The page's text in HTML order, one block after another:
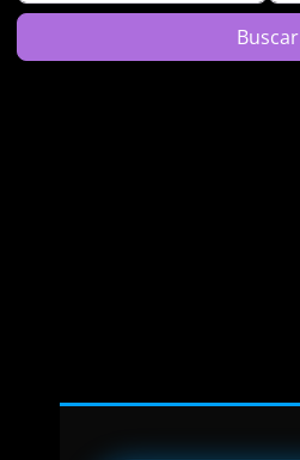
Buscar